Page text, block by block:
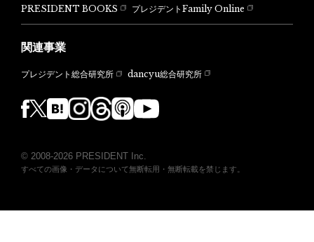
PRESIDENT BOOKS
プレジデントFamily Online
関連事業
プレジデント総合研究所 dancyu総合研究所
© 2008-2026 PRESIDENT Inc.
すべての画像・データについて無断転用・無断転載を禁じます。